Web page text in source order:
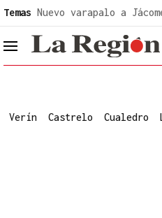
Temas Nuevo varapalo a
header.menu.open
Verín Castrelo Cualedro